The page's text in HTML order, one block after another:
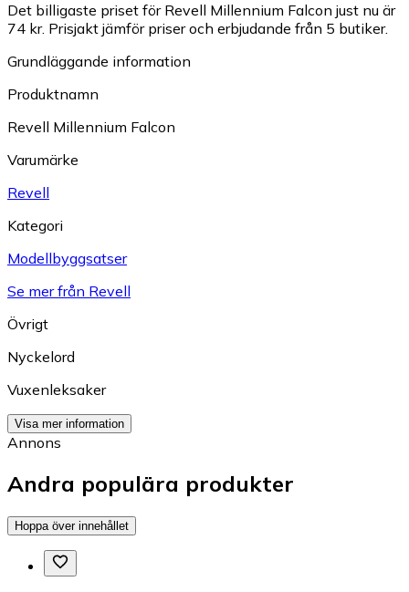
Det billigaste priset för Revell Millennium Falcon just nu är
74 kr. Prisjakt jämför priser och erbjudande från 5 butiker.
Grundläggande information
Produktnamn
Revell Millennium Falcon
Varumärke
Revell
Kategori
Modellbyggsatser
Se mer från Revell
Övrigt
Nyckelord
Vuxenleksaker
Visa mer information
Annons
Andra populära produkter
Hoppa över innehållet